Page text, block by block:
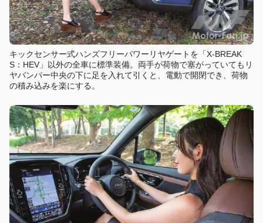
キックセンサー式ハンズフリーパワーリヤゲートを「X-BREAK
S：HEV」以外の全車に標準装備。両手が荷物で塞がっていてもリ
ヤバンパー中央の下に足を入れて引くと、電動で開閉でき、荷物
の積み込みを楽にする。